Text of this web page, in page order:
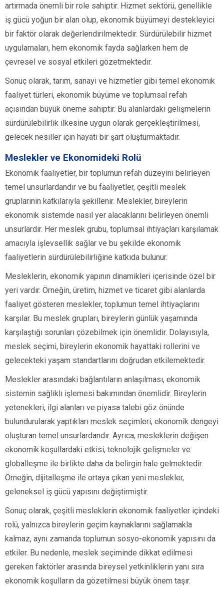
artırmada önemli bir role sahiptir. Hizmet sektörü, genellikle
iş gücü yoğun bir alan olup, ekonomik büyümeyi destekleyici
bir faktör olarak değerlendirilmektedir. Sürdürülebilir hizmet
uygulamaları, hem ekonomik fayda sağlarken hem de
çevresel ve sosyal etkileri gözetmektedir.
Sonuç olarak, tarım, sanayi ve hizmetler gibi temel ekonomik
faaliyet türleri, ekonomik büyüme ve toplumsal refah
açısından büyük öneme sahiptir. Bu alanlardaki gelişmelerin
sürdürülebilirlik ilkesine uygun olarak gerçekleştirilmesi,
gelecek nesiller için hayati bir şart oluşturmaktadır.
Meslekler ve Ekonomideki Rolü
Ekonomik faaliyetler, bir toplumun refah düzeyini belirleyen
temel unsurlardandır ve bu faaliyetler, çeşitli meslek
gruplarının katkılarıyla şekillenir. Meslekler, bireylerin
ekonomik sistemde nasıl yer alacaklarını belirleyen önemli
unsurlardır. Her meslek grubu, toplumsal ihtiyaçları karşılamak
amacıyla işlevsellik sağlar ve bu şekilde ekonomik
faaliyetlerin sürdürülebilirliğine katkıda bulunur.
Mesleklerin, ekonomik yapının dinamikleri içerisinde özel bir
yeri vardır. Örneğin, üretim, hizmet ve ticaret gibi alanlarda
faaliyet gösteren meslekler, toplumun temel ihtiyaçlarını
karşılar. Bu meslek grupları, bireylerin günlük yaşamında
karşılaştığı sorunları çözebilmek için önemlidir. Dolayısıyla,
meslek seçimi, bireylerin ekonomik hayattaki rollerini ve
gelecekteki yaşam standartlarını doğrudan etkilemektedir.
Meslekler arasındaki bağlantıların anlaşılması, ekonomik
sistemin sağlıklı işlemesi bakımından önemlidir. Bireylerin
yetenekleri, ilgi alanları ve piyasa talebi göz önünde
bulundurularak yaptıkları meslek seçimleri, ekonomik dengeyi
oluşturan temel unsurlardandır. Ayrıca, mesleklerin değişen
ekonomik koşullardaki etkisi, teknolojik gelişmeler ve
globalleşme ile birlikte daha da belirgin hale gelmektedir.
Örneğin, dijitalleşme ile ortaya çıkan yeni meslekler,
geleneksel iş gücü yapısını değiştirmiştir.
Sonuç olarak, çeşitli mesleklerin ekonomik faaliyetler içindeki
rolü, yalnızca bireylerin geçim kaynaklarını sağlamakla
kalmaz, aynı zamanda toplumun sosyo-ekonomik yapısını da
etkiler. Bu nedenle, meslek seçiminde dikkat edilmesi
gereken faktörler arasında bireysel yetkinliklerin yanı sıra
ekonomik koşulların da gözetilmesi büyük önem taşır.